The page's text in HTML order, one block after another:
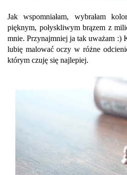
Jak wspomniałam, wybrałam
pięknym, połyskliwym brązem z
mnie. Przynajmniej ja tak uważam :)
lubię malować oczy w różne
którym czuję się najlepiej.